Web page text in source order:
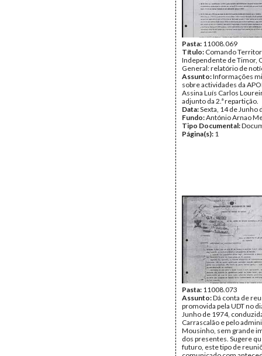
Pasta: 11008.069
Título: Comando
Independente de Timor,
General: relatório de
Assunto:Informações
sobre actividades da
Assina Luís Carlos
adjunto da 2.ª repartição.
Data:Sexta, 14 de Junho
Fundo:António Arnao
Tipo Documental:
Página(s): 1
Pasta: 11008.073
Assunto:Dá conta de
promovida pela UDT no
Junho de 1974,
Carrascalão e pelo
Mousinho, sem grande
dos presentes. Sugere
futuro, este tipo de